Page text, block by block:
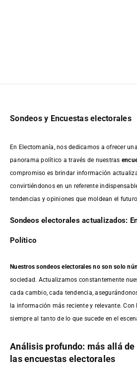
Sondeos y Encuestas electorales
En Electomanía, nos dedicamos a ofrecer
panorama político a través de nuestras
compromiso es brindar información
convirtiéndonos en un referente
tendencias y opiniones que moldean el
Sondeos electorales actualizados:
Político
Nuestros sondeos electorales no son solo
sociedad. Actualizamos constantemente
cada cambio, cada tendencia,
la información más reciente y relevante. Con
siempre al tanto de lo que sucede en el
Análisis profundo: más allá
las encuestas electorales